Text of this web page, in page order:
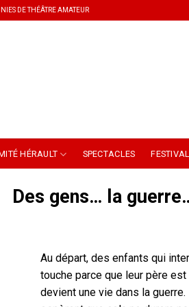
DE THÉÂTRE AMATEUR
HÉRAULT SPECTACLES
Des gens… la
Au départ, des enfants qui
touche parce que leur père
devient une vie dans la